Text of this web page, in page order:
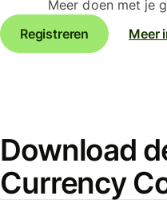
Meer doen met je
Registreren
Meer
Download
Currency